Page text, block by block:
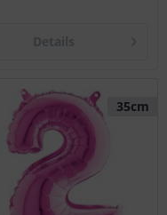
35cm